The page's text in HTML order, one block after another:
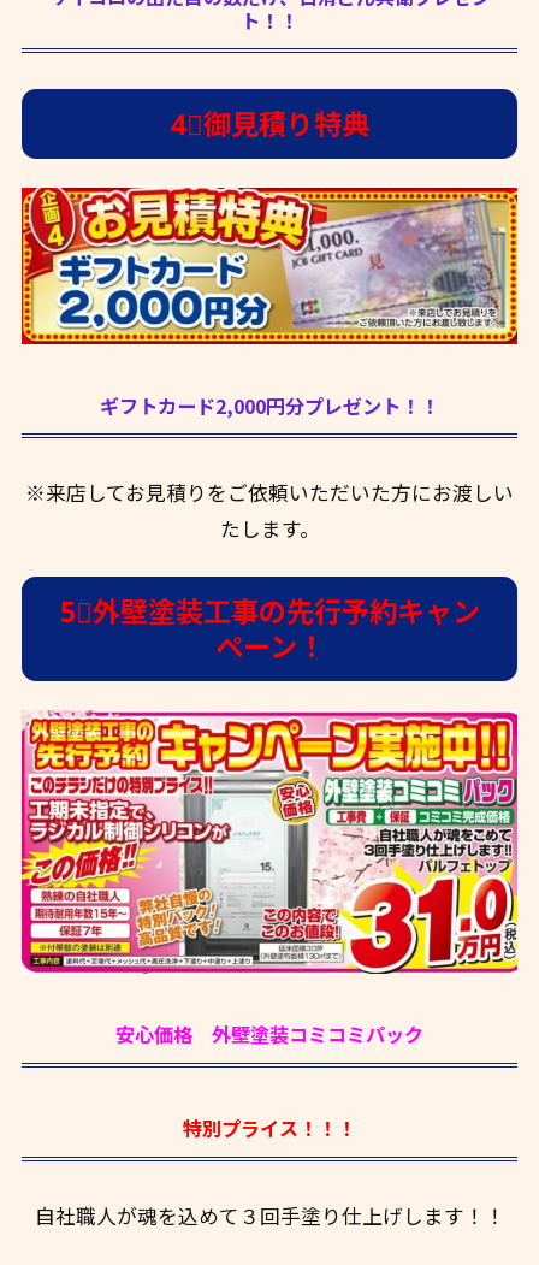
ト！！
4⃣御見積り特典
ギフトカード2,000円分プレゼント！！
※来店してお見積りをご依頼いただいた方にお渡しい
たします。
5⃣外壁塗装工事の先行予約キャン
ペーン！
安心価格 外壁塗装コミコミパック
特別プライス！！！
自社職人が魂を込めて３回手塗り仕上げします！！